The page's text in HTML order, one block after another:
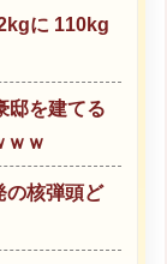
に 110kg
邸を建てる
ｗｗ
核弾頭ど